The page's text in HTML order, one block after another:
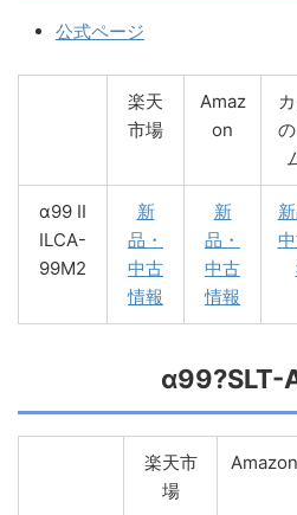
公式ページ
楽天
市場
Amaz
on
α99 II
ILCA-
99M2
新
品・
中古
情報
新
品・
中古
情報
α99?SLT-
楽天市
場
Amazon